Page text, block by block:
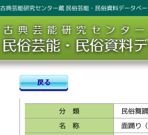
古典芸能研究センター蔵 民俗芸能・民俗資料データベ
分 類
民俗舞
名 称
面踊り